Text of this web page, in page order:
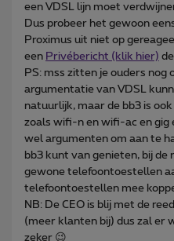
een VDSL lijn moet
Dus probeer het gewoon
Proximus uit niet op
een Privébericht (klik hier)
PS: mss zitten je ouders nog
argumentatie van VDSL
natuurlijk, maar de bb3 is
zoals wifi-n en wifi-ac en gig
wel argumenten om aan te
bb3 kunt van genieten, bij de
gewone telefoontoestellen
telefoontoestellen mee
NB: De CEO is blij met de
(meer klanten bij) dus zal er
zeker 😉